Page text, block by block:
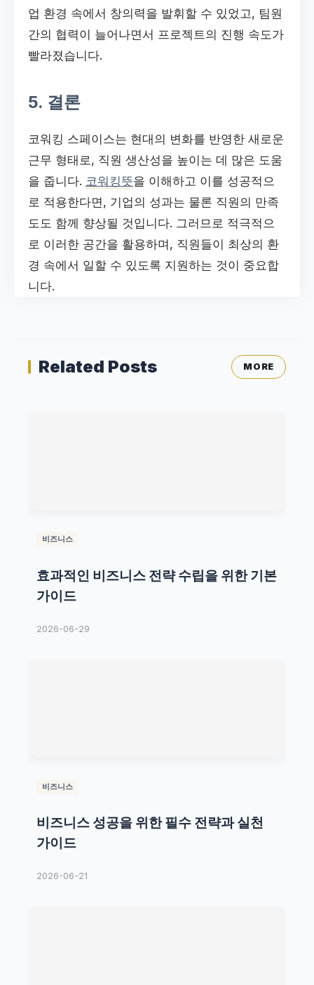
업 환경 속에서 창의력을 발휘할 수 있었고, 팀원
간의 협력이 늘어나면서 프로젝트의 진행 속도가
빨라졌습니다.
5. 결론
코워킹 스페이스는 현대의 변화를 반영한 새로운
근무 형태로, 직원 생산성을 높이는 데 많은 도움
을 줍니다. 코워킹뜻을 이해하고 이를 성공적으
로 적용한다면, 기업의 성과는 물론 직원의 만족
도도 함께 향상될 것입니다. 그러므로 적극적으
로 이러한 공간을 활용하며, 직원들이 최상의 환
경 속에서 일할 수 있도록 지원하는 것이 중요합
니다.
Related Posts MORE
비즈니스
효과적인 비즈니스 전략 수립을 위한 기본
가이드
2026-06-29
비즈니스
비즈니스 성공을 위한 필수 전략과 실천
가이드
2026-06-21